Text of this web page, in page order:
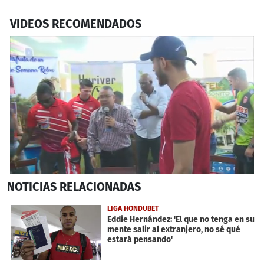
VIDEOS RECOMENDADOS
seconds
2
minutes,
40
seconds
NOTICIAS RELACIONADAS
LIGA HONDUBET
Eddie Hernández: 'El que no tenga en su
mente salir al extranjero, no sé qué
estará pensando'